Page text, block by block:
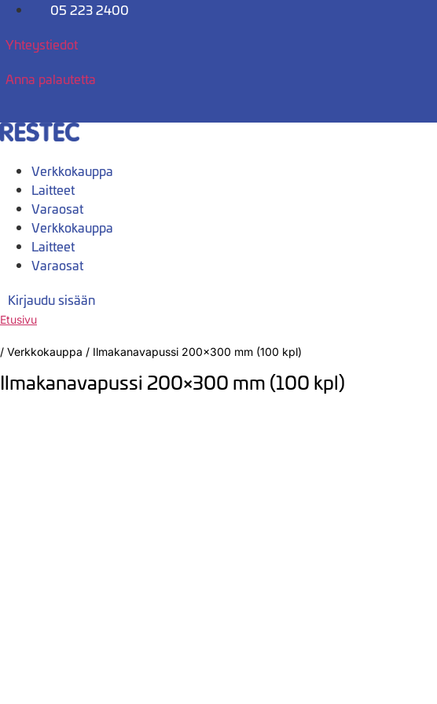
Mene
05 223 2400
Yhteystiedot
Anna palautetta
Verkkokauppa
Laitteet
Varaosat
Verkkokauppa
Laitteet
Varaosat
Kirjaudu sisään
Etusivu
/ Verkkokauppa / Ilmakanavapussi 200×300 mm (100 kpl)
Ilmakanavapussi 200×300 mm (100 kpl)